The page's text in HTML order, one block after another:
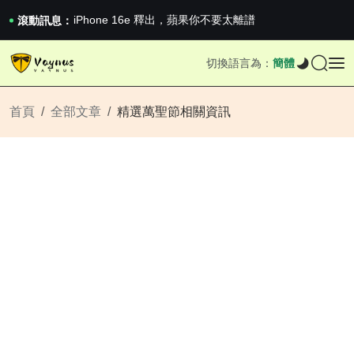
滾動訊息： iPhone 16e 釋出，蘋果你不要太離譜
2026澳網男單收官：全滿貫對上全滿亞，德約...
《巔峰守衛 Highguard》正式上線，官...
切換語言為： 簡體
首頁 全部文章 精選萬聖節相關資訊